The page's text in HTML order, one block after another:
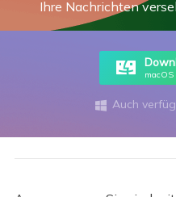
Ihre Nachrichten
 Auch